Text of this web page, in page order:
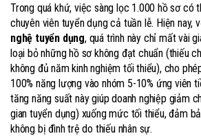
Trong quá khứ, việc sàng lọc 1.000 hồ sơ có
chuyên viên tuyển dụng cả tuần lễ. Hiện nay,
nghệ tuyển dụng, quá trình này chỉ mất vài
loại bỏ những hồ sơ không đạt chuẩn (thiếu
không đủ năm kinh nghiệm tối thiểu), cho
100% năng lượng vào nhóm 5-10% ứng viên
tăng năng suất này giúp doanh nghiệp giảm
gian tuyển dụng) xuống mức tối thiểu, đảm
không bị đình trệ do thiếu nhân sự.